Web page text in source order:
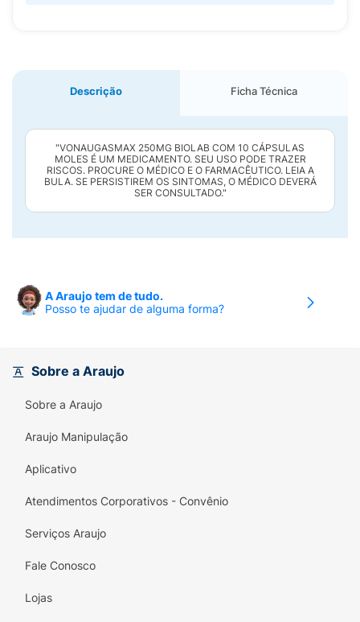
Descrição Ficha Técnica
"VONAUGASMAX 250MG BIOLAB COM 10 CÁPSULAS
MOLES É UM MEDICAMENTO. SEU USO PODE TRAZER
RISCOS. PROCURE O MÉDICO E O FARMACÊUTICO. LEIA A
BULA. SE PERSISTIREM OS SINTOMAS, O MÉDICO DEVERÁ
SER CONSULTADO."
A Araujo tem de tudo.
Posso te ajudar de alguma forma?
Sobre a Araujo
Sobre a Araujo
Araujo Manipulação
Aplicativo
Atendimentos Corporativos - Convênio
Serviços Araujo
Fale Conosco
Lojas